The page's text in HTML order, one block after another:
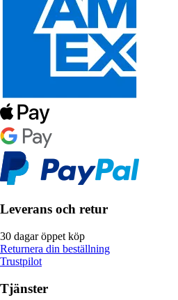
Leverans och retur
30 dagar öppet köp
Returnera din beställning
Trustpilot
Tjänster